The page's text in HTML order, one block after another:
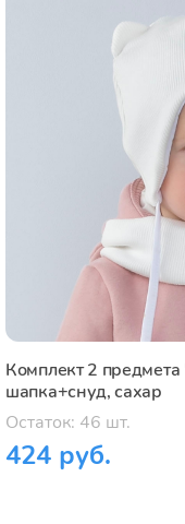
Комплект 2
шапка+снуд, сахар
Остаток: 46 шт.
424 руб.